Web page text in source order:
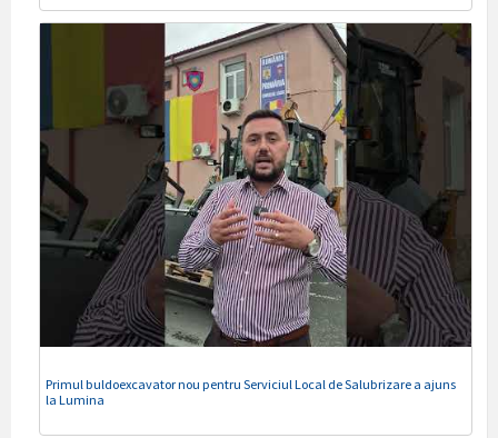
Primul buldoexcavator nou pentru Serviciul Local de Salubrizare a ajuns
la Lumina